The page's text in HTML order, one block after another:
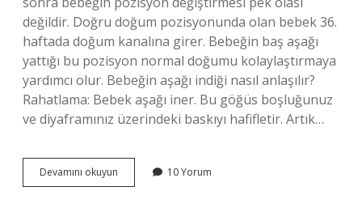
değildir. Doğru doğum pozisyonunda olan bebek 36.
haftada doğum kanalına girer. Bebeğin baş aşağı
yattığı bu pozisyon normal doğumu kolaylaştırmaya
yardımcı olur. Bebeğin aşağı indiği nasıl anlaşılır?
Rahatlama: Bebek aşağı iner. Bu göğüs boşluğunuz
ve diyaframınız üzerindeki baskıyı hafifletir. Artık…
Devamını okuyun
Kaçıncı
10 Yorum